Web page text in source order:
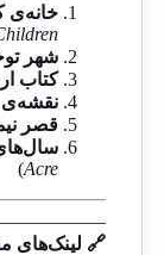
خانه‌ی
شهر
کتاب
نقشه‌ی
قصر
Acre
)
🔗 لینک‌های